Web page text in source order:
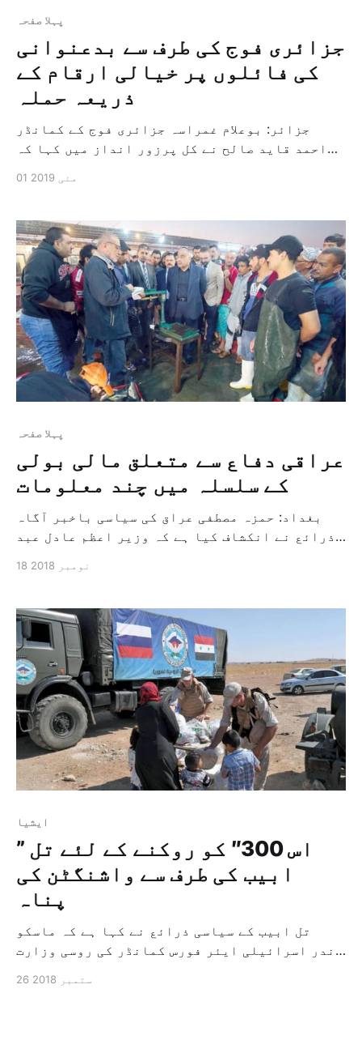
پہلا صفحہ
جزائری فوج کی طرف سے بدعنوانی
کی فائلوں پر خیالی ارقام کے
ذریعہ حملہ
جزائر: بوعلام غمراسہ جزائری فوج کے کمانڈر
احمد قاید صالح نے کل پرزور انداز میں کہا کہ
ارقام کے ذریعہ اپنا ہاتھ ڈال دیا ہے اور
دفاع کے پاس بدعنوانی کی بھاری فائلوں کے […]
01 مئی 2019
پہلا صفحہ
عراقی دفاع سے متعلق مالی بولی
کے سلسلہ میں چند معلومات
بغداد: حمزہ مصطفی عراق کی سیاسی باخبر آگاہ
ذرائع نے انکشاف کیا ہے کہ وزیر اعظم عادل عبد
سلسلہ میں چند معلومات فراہم ہوئیں ہیں۔ وزارت
المہدی کی […]
18 نومبر 2018
ايشيا
” اس 300″ کو روکنے کے لئے تل
ابیب کی طرف سے واشنگٹن کی
پناہ
تل ابیب کے سیاسی ذرائع نے کہا ہے کہ ماسکو
اندر اسرائیلی ایئر فورس کمانڈر کی روسی وزارت
کے ساتھ باہم گفتگو کے بعد اسرائیلی وزیراعظم
26 ستمبر 2018